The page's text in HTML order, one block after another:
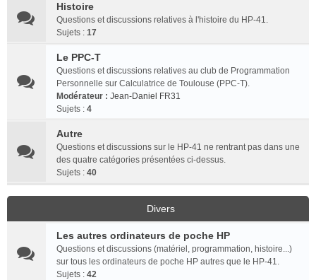
Histoire
Questions et discussions relatives à l'histoire du HP-41.
Sujets : 17
Le PPC-T
Questions et discussions relatives au club de Programmation
Personnelle sur Calculatrice de Toulouse (PPC-T).
Modérateur : Jean-Daniel FR31
Sujets : 4
Autre
Questions et discussions sur le HP-41 ne rentrant pas dans une
des quatre catégories présentées ci-dessus.
Sujets : 40
Divers
Les autres ordinateurs de poche HP
Questions et discussions (matériel, programmation, histoire...)
sur tous les ordinateurs de poche HP autres que le HP-41.
Sujets : 42